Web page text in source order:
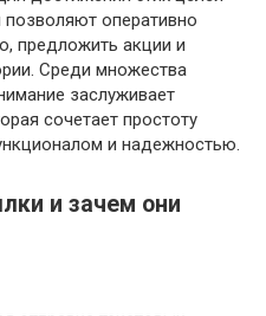
оперативно
предложить акции и
Среди множества
заслуживает
сочетает простоту
и надежностью.
и зачем они